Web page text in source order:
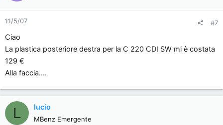
11/5/07 #7
Ciao
La plastica posteriore destra per la C 220 CDI SW mi è costata
129 €
Alla faccia....
L lucio
MBenz Emergente